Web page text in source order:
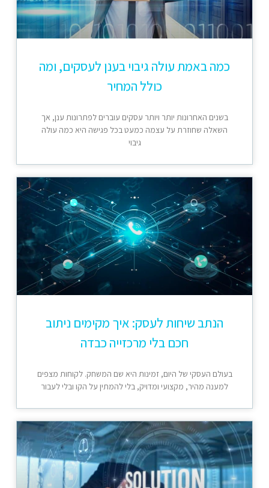
כמה באמת עולה גיבוי בענן לעסקים, ומה
כולל המחיר
בשנים האחרונות יותר ויותר עסקים עוברים לפתרונות ענן, אך
השאלה שחוזרת על עצמה כמעט בכל פגישה היא כמה עולה
גיבוי
הנתב שיחות לעסק: איך מקימים ניתוב
חכם בלי מרכזייה כבדה
בעולם העסקי של היום, זמינות היא שם המשחק. לקוחות מצפים
למענה מהיר, מקצועי ומדויק, בלי להמתין על הקו ובלי לעבור